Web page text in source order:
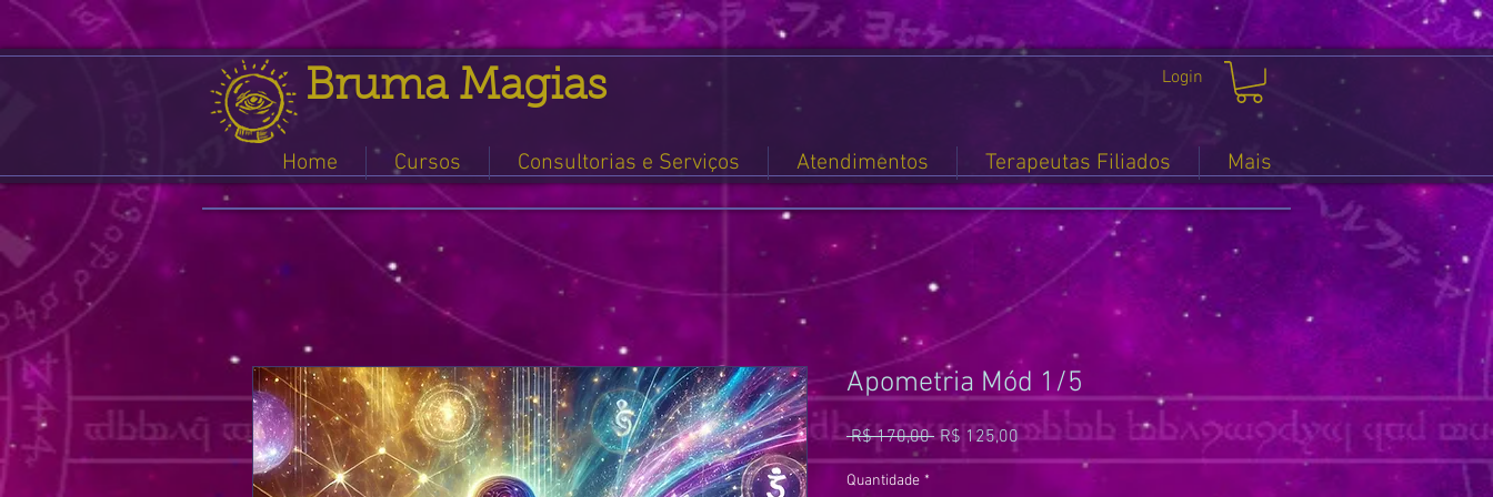
Bruma Magias Login
Home Cursos Consultorias e Serviços Atendimentos Terapeutas Filiados Mais
Apometria Mód 1/5
R$ 170,00 Preço
normal
R$ 125,00Preço
promocional
Quantidade *